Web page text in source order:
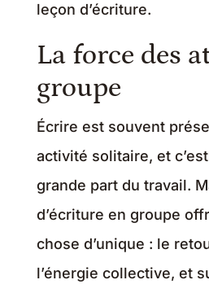
leçon d’écriture.
La force des
groupe
Écrire est souvent
activité solitaire, et
grande part du travail.
d’écriture en groupe
chose d’unique : le
l’énergie collective, et